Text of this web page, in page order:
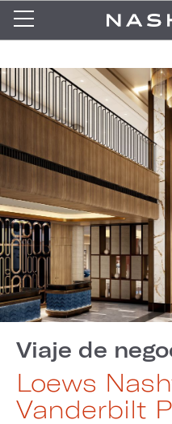
Viaje de
Loews
Vanderbilt